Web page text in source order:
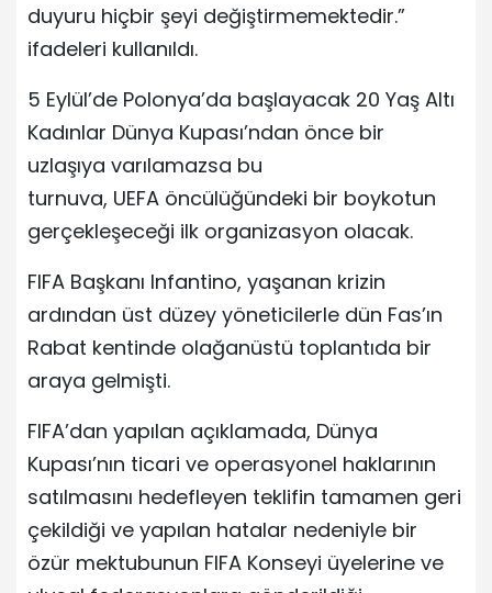
duyuru hiçbir şeyi değiştirmemektedir.”
ifadeleri kullanıldı.
5 Eylül’de Polonya’da başlayacak 20 Yaş Altı
Kadınlar Dünya Kupası’ndan önce bir
uzlaşıya varılamazsa bu
turnuva, UEFA öncülüğündeki bir boykotun
gerçekleşeceği ilk organizasyon olacak.
FIFA Başkanı Infantino, yaşanan krizin
ardından üst düzey yöneticilerle dün Fas’ın
Rabat kentinde olağanüstü toplantıda bir
araya gelmişti.
FIFA’dan yapılan açıklamada, Dünya
Kupası’nın ticari ve operasyonel haklarının
satılmasını hedefleyen teklifin tamamen geri
çekildiği ve yapılan hatalar nedeniyle bir
özür mektubunun FIFA Konseyi üyelerine ve